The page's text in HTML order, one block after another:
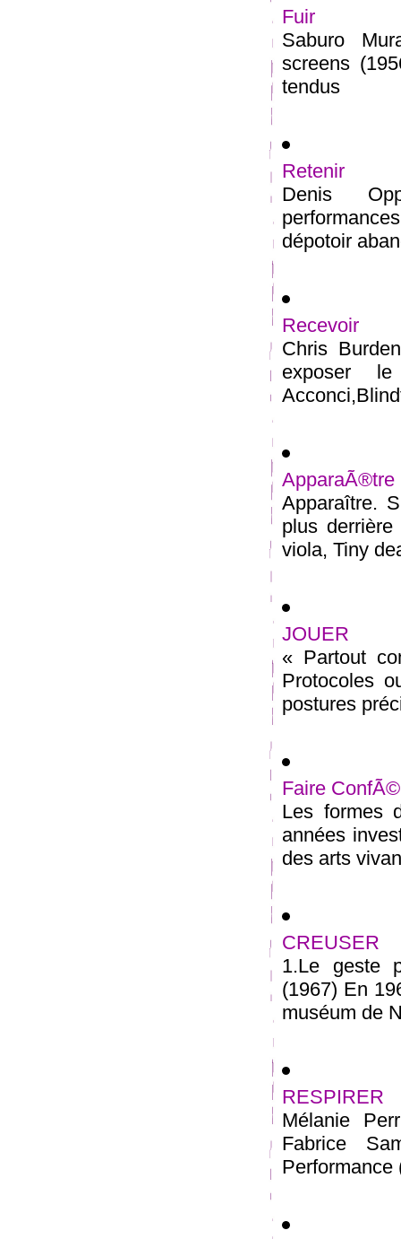
Fuir
Saburo
screens
tendus
Retenir
Denis
dépotoir
Recevoir
Chris
exposer
ApparaÃ®tre
Apparaître.
plus
viola, Tiny
JOUER
« Partout
Protocoles
postures
Faire
Les formes
années
des arts
CREUSER
1.Le geste
(1967) En
muséum de
RESPIRER
Mélanie
Fabrice
Performance